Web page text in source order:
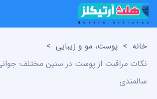
خانه > پوست، مو و زیبایی >
نکات مراقبت از پوست در سنین مختلف:
سالمندی